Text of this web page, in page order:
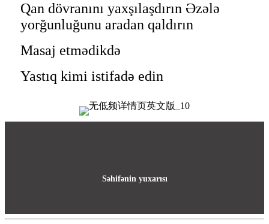
Qan dövranını yaxşılaşdırın Əzələ
yorğunluğunu aradan qaldırın
Masaj etmədikdə
Yastıq kimi istifadə edin
Səhifənin yuxarısı